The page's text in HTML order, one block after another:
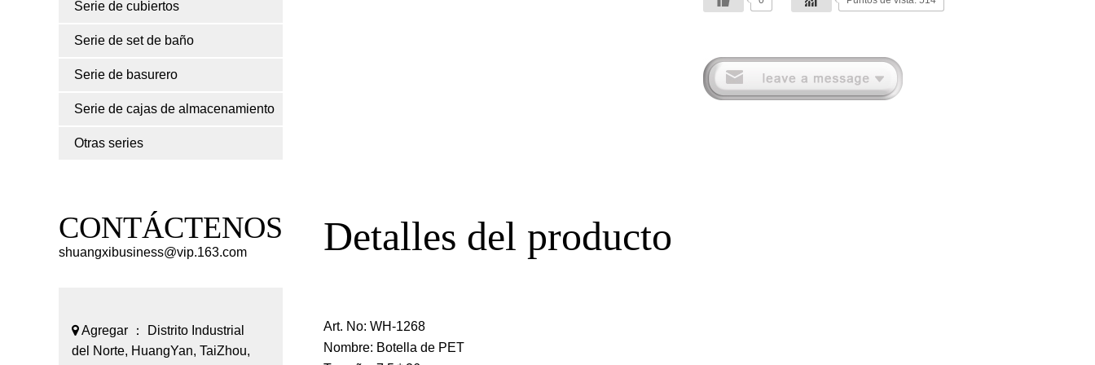
Serie de cubiertos
Serie de set de baño
Serie de basurero
Serie de cajas de almacenamiento
Otras series
CONTÁCTENOS
shuangxibusiness@vip.163.com
Agregar ： Distrito Industrial
del Norte, HuangYan, TaiZhou,
Detalles del producto
Art. No: WH-1268
Nombre: Botella de PET